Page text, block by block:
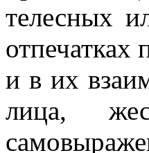
телесных
отпечатках
и в их
лица,